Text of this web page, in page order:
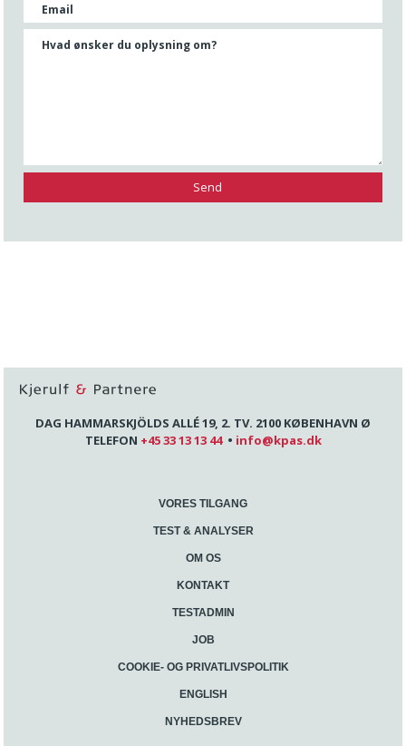
Email
Hvad ønsker du oplysning om?
DAG HAMMARSKJÖLDS ALLÉ 19, 2. TV. 2100 KØBENHAVN Ø
TELEFON +45 33 13 13 44• info@kpas.dk
VORES TILGANG
TEST & ANALYSER
OM OS
KONTAKT
TESTADMIN
JOB
COOKIE- OG PRIVATLIVSPOLITIK
ENGLISH
NYHEDSBREV